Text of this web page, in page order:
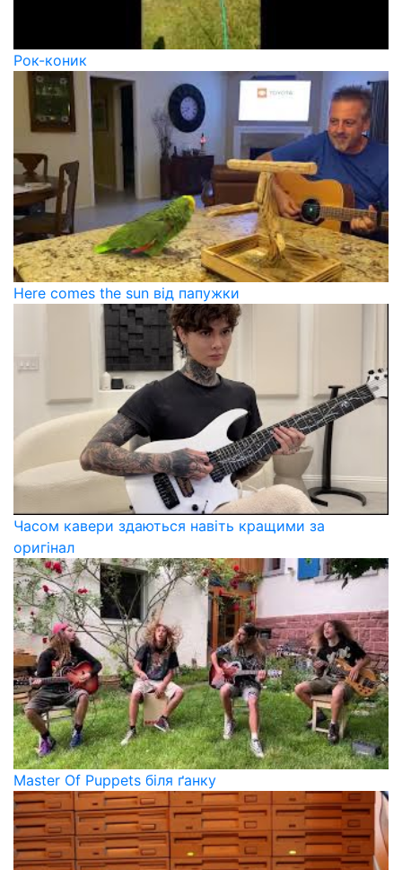
Рок-коник
Here comes the sun від папужки
Часом кавери здаються навіть кращими за
оригінал
Master Of Puppets біля ґанку